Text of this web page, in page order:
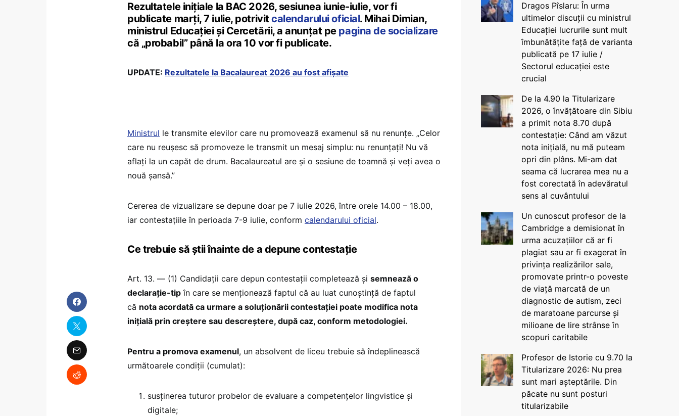
Rezultatele inițiale la BAC 2026, sesiunea iunie-iulie, vor fi
publicate marți, 7 iulie, potrivitcalendarului oficial. Mihai Dimian,
ministrul Educației și Cercetării, a anunțat pe pagina de socializare
că „probabil” până la ora 10 vor fi publicate.
UPDATE: Rezultatele la Bacalaureat 2026 au fost afișate
Ministrul le transmite elevilor care nu promovează examenul să nu renunțe. „Celor
care nu reușesc să promoveze le transmit un mesaj simplu: nu renunțați! Nu vă
aflați la un capăt de drum. Bacalaureatul are și o sesiune de toamnă și veți avea o
nouă șansă.”
Cererea de vizualizare se depune doar pe 7 iulie 2026, între orele 14.00 – 18.00,
iar contestațiile în perioada 7-9 iulie, conform calendarului oficial.
Ce trebuie să știi înainte de a depune contestație
Art. 13. — (1) Candidații care depun contestații completează și semnează o
declarație-tip în care se menționează faptul că au luat cunoștință de faptul
că nota acordată ca urmare a soluționării contestației poate modifica nota
inițială prin creștere sau descreștere, după caz, conform metodologiei.
Pentru a promova examenul, un absolvent de liceu trebuie să îndeplinească
următoarele condiții (cumulat):
susținerea tuturor probelor de evaluare a competențelor lingvistice și
digitale;
Dragos Pîslaru: În urma
ultimelor discuții cu ministrul
Educației lucrurile sunt mult
îmbunătățite față de varianta
publicată pe 17 iulie /
Sectorul educației este
crucial
De la 4.90 la Titularizare
2026, o învățătoare din Sibiu
a primit nota 8.70 după
contestație: Când am văzut
nota inițială, nu mă puteam
opri din plâns. Mi-am dat
seama că lucrarea mea nu a
fost corectată în adevăratul
sens al cuvântului
Un cunoscut profesor de la
Cambridge a demisionat în
urma acuzațiilor că ar fi
plagiat sau ar fi exagerat în
privința realizărilor sale,
promovate printr-o poveste
de viață marcată de un
diagnostic de autism, zeci
de maratoane parcurse și
milioane de lire strânse în
scopuri caritabile
Profesor de Istorie cu 9.70 la
Titularizare 2026: Nu prea
sunt mari așteptările. Din
păcate nu sunt posturi
titularizabile